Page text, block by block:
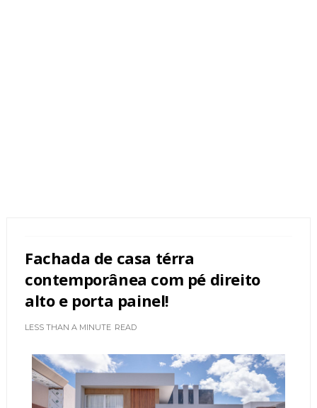
Fachada de casa térra
contemporânea com pé direito
alto e porta painel!
LESS THAN A MINUTE READ